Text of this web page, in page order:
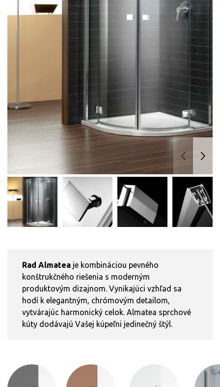
Rad Almatea je kombináciou pevného
konštrukčného riešenia s moderným
produktovým dizajnom. Vynikajúci vzhľad sa
hodí k elegantným, chrómovým detailom,
vytvárajúc harmonický celok. Almatea sprchové
kúty dodávajú Vašej kúpeľni jedinečný štýl.